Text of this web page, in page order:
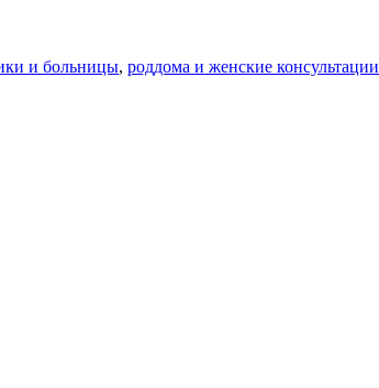
и больницы, роддома и женские консультации